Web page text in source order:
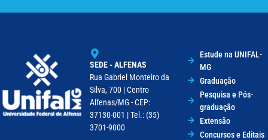
SEDE - ALFENAS
Rua Gabriel Monteiro da
Silva, 700 | Centro
Alfenas/MG - CEP:
37130-001 | Tel.: (35)
3701-9000
Estude na UNIFAL-
MG
Graduação
Pesquisa e Pós-
graduação
Extensão
Concursos e Editais